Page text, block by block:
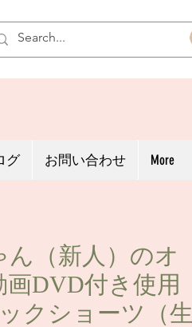
ん（新人）のオ
画DVD付き使用
クショーツ（生
グ お問い合わせ More